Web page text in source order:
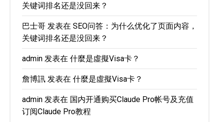
关键词排名还是没回来？
巴士哥 发表在 SEO问答：为什么优化了页面内容，
关键词排名还是没回来？
admin 发表在 什麼是虛擬Visa卡？
詹博訊 发表在 什麼是虛擬Visa卡？
admin 发表在 国内开通购买Claude Pro帐号及充值
订阅Claude Pro教程